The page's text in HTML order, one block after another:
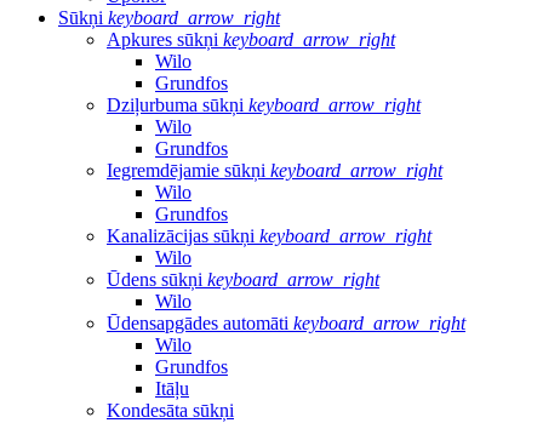
Sūkņi keyboard_arrow_right
Apkures sūkņi keyboard_arrow_right
Wilo
Grundfos
Dziļurbuma sūkņi keyboard_arrow_right
Wilo
Grundfos
Iegremdējamie sūkņi keyboard_arrow_right
Wilo
Grundfos
Kanalizācijas sūkņi keyboard_arrow_right
Wilo
Ūdens sūkņi keyboard_arrow_right
Wilo
Ūdensapgādes automāti keyboard_arrow_right
Wilo
Grundfos
Itāļu
Kondesāta sūkņi